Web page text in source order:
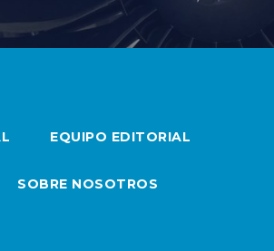
EQUIPO EDITORIAL
SOBRE NOSOTROS